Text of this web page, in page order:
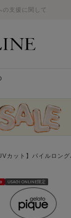
の支援に関して
カット】パイルロング
USAGI ONLINE限定